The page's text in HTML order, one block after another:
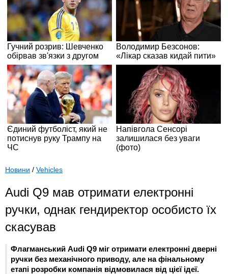
Новини / Vehicles
Audi Q9 мав отримати електронні
ручки, однак гендиректор особисто їх
скасував
Флагманський Audi Q9 міг отримати електронні дверні
ручки без механічного приводу, але на фінальному
етапі розробки компанія відмовилася від цієї ідеї.